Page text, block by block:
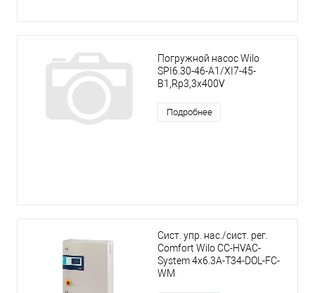
Погружной насос Wilo
SPI6.30-46-A1/XI7-45-
B1,Rp3,3x400V
Подробнее
Сист. упр. нас./сист. рег.
Comfort Wilo CC-HVAC-
System 4x6.3A-T34-DOL-FC-
WM